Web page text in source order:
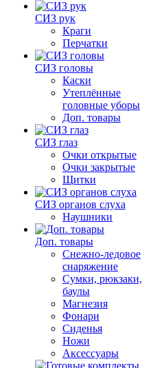
СИЗ рук
Краги
Перчатки
СИЗ головы
Каски
Утеплённые
головные уборы
Доп. товары
СИЗ глаз
Очки открытые
Очки закрытые
Щитки
СИЗ органов слуха
Наушники
Доп. товары
Снежно-ледовое
снаряжение
Сумки, рюкзаки,
баулы
Магнезия
Фонари
Сиденья
Ножи
Аксессуары